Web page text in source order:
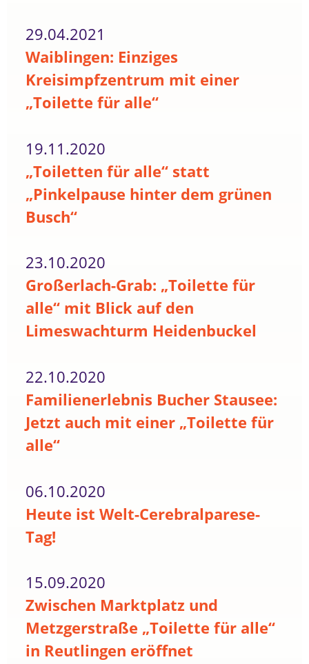
29.04.2021
Waiblingen: Einziges
Kreisimpfzentrum mit einer
„Toilette für alle“
19.11.2020
„Toiletten für alle“ statt
„Pinkelpause hinter dem grünen
Busch“
23.10.2020
Großerlach-Grab: „Toilette für
alle“ mit Blick auf den
Limeswachturm Heidenbuckel
22.10.2020
Familienerlebnis Bucher Stausee:
Jetzt auch mit einer „Toilette für
alle“
06.10.2020
Heute ist Welt-Cerebralparese-
Tag!
15.09.2020
Zwischen Marktplatz und
Metzgerstraße „Toilette für alle“
in Reutlingen eröffnet